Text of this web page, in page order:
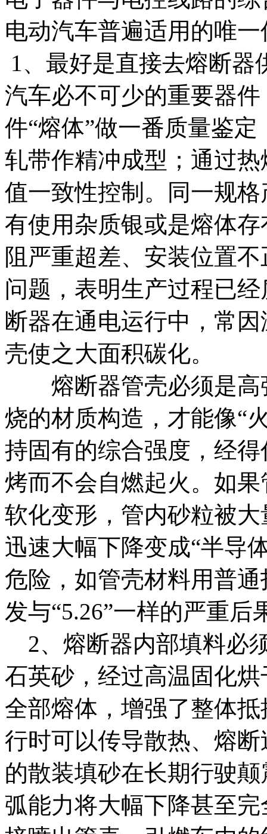
电动汽车普遍适用的唯
1、最好是直接去熔断
汽车必不可少的重要器
件“熔体”做一番质量鉴
轧带作精冲成型；通过
值一致性控制。同一规
有使用杂质银或是熔体
阻严重超差、安装位置
问题，表明生产过程已
断器在通电运行中，常
壳使之大面积碳化。
熔断器管壳必须是高
烧的材质构造，才能像“
持固有的综合强度，经
烤而不会自燃起火。如
软化变形，管内砂粒被
迅速大幅下降变成“半导
危险，如管壳材料用普
发与“5.26”一样的严重后
2、熔断器内部填料必
石英砂，经过高温固化
全部熔体，增强了整体
行时可以传导散热、熔
的散装填砂在长期行驶
弧能力将大幅下降甚至